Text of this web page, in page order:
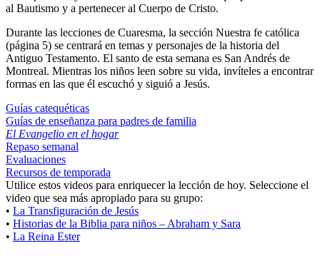
al Bautismo y a pertenecer al Cuerpo de Cristo.
Durante las lecciones de Cuaresma, la sección Nuestra fe católica
(página 5) se centrará en temas y personajes de la historia del
Antiguo Testamento. El santo de esta semana es San Andrés de
Montreal. Mientras los niños leen sobre su vida, invíteles a encontrar
formas en las que él escuchó y siguió a Jesús.
Guías catequéticas
Guías de enseñanza para padres de familia
El Evangelio en el hogar
Repaso semanal
Evaluaciones
Recursos de temporada
Utilice estos videos para enriquecer la lección de hoy. Seleccione el
video que sea más apropiado para su grupo:
• La Transfiguración de Jesús
• Historias de la Biblia para niños – Abraham y Sara
• La Reina Ester